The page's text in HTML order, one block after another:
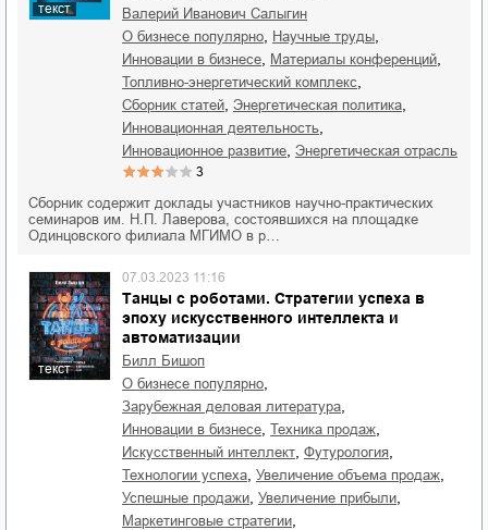
текст
Валерий Иванович Салыгин
о бизнесе популярно
научные труды
инновации в бизнесе материалы конференций
топливно-энергетический комплекс
сборник статей энергетическая политика
инновационная деятельность
инновационное развитие энергетическая отрасль
3
Сборник содержит доклады участников научно-практических
семинаров им. Н.П. Лаверова, состоявшихся на площадке
Одинцовского филиала МГИМО в р…
текст
Танцы с роботами. Стратегии успеха в
эпоху искусственного интеллекта и
автоматизации
07.03.2023 11:16
Билл Бишоп
о бизнесе популярно
зарубежная деловая литература
инновации в бизнесе техника продаж
искусственный интеллект футурология
технологии успеха увеличение объема продаж
успешные продажи увеличение прибыли
маркетинговые стратегии